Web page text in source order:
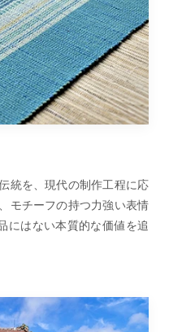
統を、現代の制作工程に応
モチーフの持つ力強い表情
にはない本質的な価値を追